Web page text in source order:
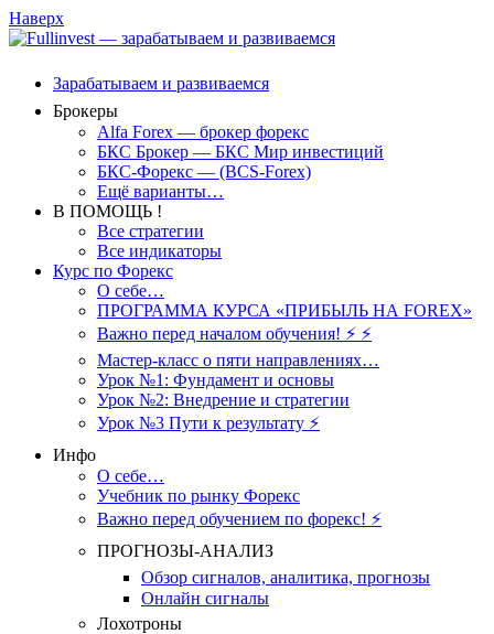
Наверх
Зарабатываем и развиваемся
Брокеры
Alfa Forex — брокер форекс
БКС Брокер — БКС Мир инвестиций
БКС-Форекс — (BCS-Forex)
Ещё варианты…
В ПОМОЩЬ !
Все стратегии
Все индикаторы
Курс по Форекс
О себе…
ПРОГРАММА КУРСА «ПРИБЫЛЬ НА FOREX»
Важно перед началом обучения! ⚡ ⚡
Мастер-класс о пяти направлениях…
Урок №1: Фундамент и основы
Урок №2: Внедрение и стратегии
Урок №3 Пути к результату ⚡️
Инфо
О себе…
Учебник по рынку Форекс
Важно перед обучением по форекс! ⚡
ПРОГНОЗЫ-АНАЛИЗ
Обзор сигналов, аналитика, прогнозы
Онлайн сигналы
Лохотроны